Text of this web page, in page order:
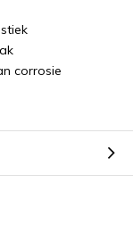
corrosie